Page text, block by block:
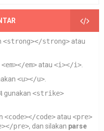
<strong></strong> atau
<em></em> atau <i></i>.
<u></u>.
gunakan <strike>
<code></code> atau <pre>
pre>, dan silakan parse